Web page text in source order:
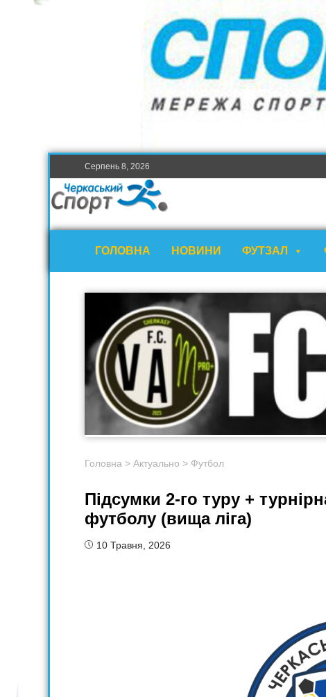
Серпень 8, 2026
ГОЛОВНА НОВИНИ ФУТЗАЛ
Головна > Актуально > Футбол
Підсумки 2-го туру +
футболу (вища ліга)
10 Травня, 2026